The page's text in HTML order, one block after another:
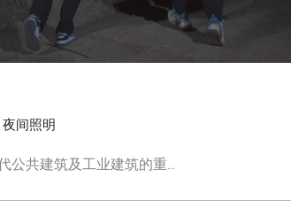
间照明
公共建筑及工业建筑的重...